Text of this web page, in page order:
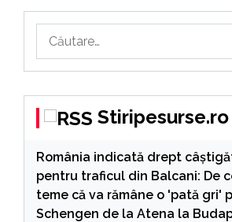
după:
Stiripesurse.ro
România indicată drept
pentru traficul din Balcani: De
teme că va rămâne o 'pată gri'
Schengen de la Atena la